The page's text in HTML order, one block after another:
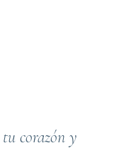
corazón y